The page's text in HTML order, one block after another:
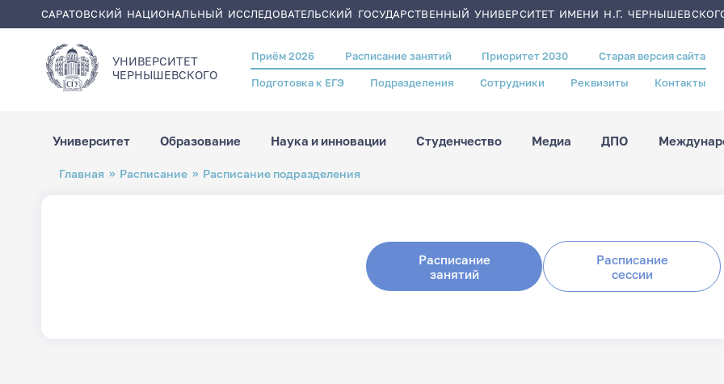
САРАТОВСКИЙ НАЦИОНАЛЬНЫЙ ИССЛЕДОВАТЕЛЬСКИЙ ГОСУДАРСТВЕННЫЙ УНИВЕРСИТЕТ ИМЕНИ Н.Г.
УНИВЕРСИТЕТ
ЧЕРНЫШЕВСКОГO
Header
menu
Приём 2026 Расписание занятий Приоритет 2030 Старая версия сайта
Подготовка к ЕГЭ Подразделения Сотрудники Реквизиты Контакты
Университет Образование Наука и инновации Студенчество Медиа ДПО
Строка
навигации
Главная Расписание Расписание подразделения
Расписание
занятий
Расписание
сессии